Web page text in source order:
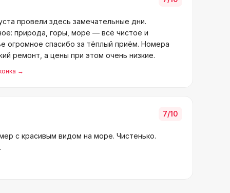
провели здесь замечательные дни.
природа, горы, море — всё чистое и
огромное спасибо за тёплый приём. Номера
ремонт, а цены при этом очень низкие.
→
7/10
с красивым видом на море. Чистенько.